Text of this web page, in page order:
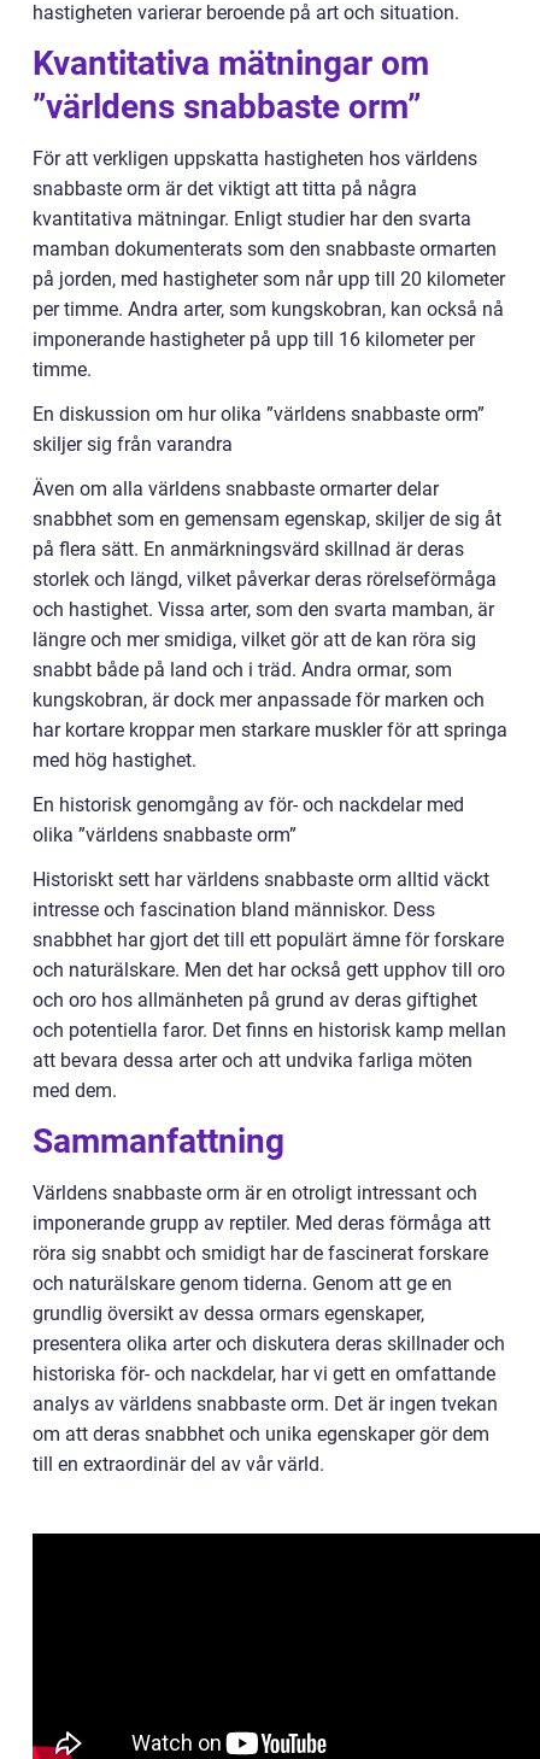
hastigheten varierar beroende på art och situation.
Kvantitativa mätningar om
”världens snabbaste orm”
För att verkligen uppskatta hastigheten hos världens
snabbaste orm är det viktigt att titta på några
kvantitativa mätningar. Enligt studier har den svarta
mamban dokumenterats som den snabbaste ormarten
på jorden, med hastigheter som når upp till 20 kilometer
per timme. Andra arter, som kungskobran, kan också nå
imponerande hastigheter på upp till 16 kilometer per
timme.
En diskussion om hur olika ”världens snabbaste orm”
skiljer sig från varandra
Även om alla världens snabbaste ormarter delar
snabbhet som en gemensam egenskap, skiljer de sig åt
på flera sätt. En anmärkningsvärd skillnad är deras
storlek och längd, vilket påverkar deras rörelseförmåga
och hastighet. Vissa arter, som den svarta mamban, är
längre och mer smidiga, vilket gör att de kan röra sig
snabbt både på land och i träd. Andra ormar, som
kungskobran, är dock mer anpassade för marken och
har kortare kroppar men starkare muskler för att springa
med hög hastighet.
En historisk genomgång av för- och nackdelar med
olika ”världens snabbaste orm”
Historiskt sett har världens snabbaste orm alltid väckt
intresse och fascination bland människor. Dess
snabbhet har gjort det till ett populärt ämne för forskare
och naturälskare. Men det har också gett upphov till oro
och oro hos allmänheten på grund av deras giftighet
och potentiella faror. Det finns en historisk kamp mellan
att bevara dessa arter och att undvika farliga möten
med dem.
Sammanfattning
Världens snabbaste orm är en otroligt intressant och
imponerande grupp av reptiler. Med deras förmåga att
röra sig snabbt och smidigt har de fascinerat forskare
och naturälskare genom tiderna. Genom att ge en
grundlig översikt av dessa ormars egenskaper,
presentera olika arter och diskutera deras skillnader och
historiska för- och nackdelar, har vi gett en omfattande
analys av världens snabbaste orm. Det är ingen tvekan
om att deras snabbhet och unika egenskaper gör dem
till en extraordinär del av vår värld.